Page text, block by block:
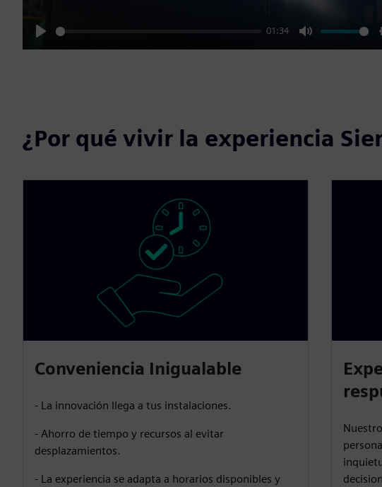
Play
01:34
Mute
¿Por qué vivir la experiencia
Conveniencia Inigualable
- La innovación llega a tus instalaciones.
- Ahorro de tiempo y recursos al evitar
desplazamientos.
- La experiencia se adapta a horarios disponibles y